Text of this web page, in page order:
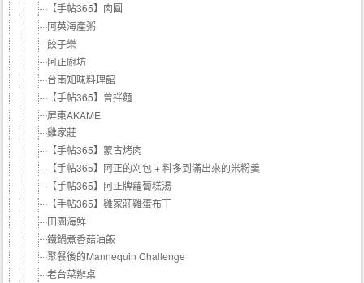
【手帖365】肉圓
阿英海產粥
餃子樂
阿正廚坊
台南知味料理館
【手帖365】曾拌麵
屏東AKAME
雞家莊
【手帖365】蒙古烤肉
【手帖365】阿正的刈包 + 料多到滿出來的米粉羹
【手帖365】阿正牌蘿蔔糕湯
【手帖365】雞家莊雞蛋布丁
田園海鮮
鐵鍋煮香菇油飯
聚餐後的Mannequin Challenge
老台菜辦桌